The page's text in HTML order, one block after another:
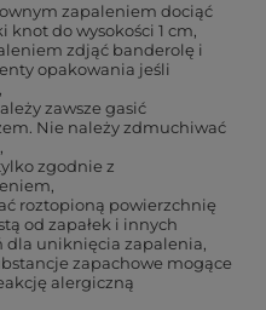
zapaleniem dociąć
knot do wysokości 1 cm
zdjąć banderolę i
opakowania jeśli
zawsze gasić
Nie należy zdmuchiwać
zgodnie z
roztopioną powierzchnię
od zapałek i innych
dla uniknięcia zapalenia
zapachowe mogące
alergiczną